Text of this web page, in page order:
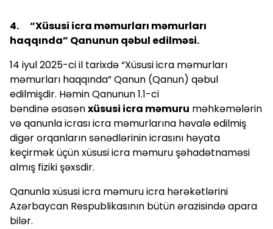
4. “Xüsusi icra məmurları məmurları
haqqında” Qanunun qəbul edilməsi.
14 iyul 2025-ci il tarixdə “Xüsusi icra məmurları
məmurları haqqında” Qanun (Qanun) qəbul
edilmişdir. Həmin Qanunun 1.1-ci
bəndinə əsasənxüsusi icra məmuru məhkəmələrin
və qanunla icrası icra məmurlarına həvalə edilmiş
digər orqanların sənədlərinin icrasını həyata
keçirmək üçün xüsusi icra məmuru şəhadətnaməsi
almış fiziki şəxsdir.
Qanunla xüsusi icra məmuru icra hərəkətlərini
Azərbaycan Respublikasının bütün ərazisində apara
bilər.